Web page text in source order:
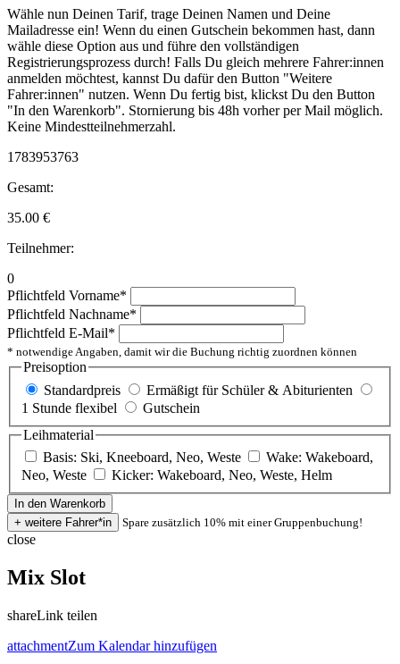
Wähle nun Deinen Tarif, trage Deinen Namen und Deine
Mailadresse ein! Wenn du einen Gutschein bekommen hast, dann
wähle diese Option aus und führe den vollständigen
Registrierungsprozess durch! Falls Du gleich mehrere Fahrer:innen
anmelden möchtest, kannst Du dafür den Button "Weitere
Fahrer:innen" nutzen. Wenn Du fertig bist, klickst Du den Button
"In den Warenkorb". Stornierung bis 48h vorher per Mail möglich.
Keine Mindestteilnehmerzahl.
1783953763
Gesamt:
35.00 €
Teilnehmer:
0
Pflichtfeld Vorname*
Pflichtfeld Nachname*
Pflichtfeld E-Mail*
* notwendige Angaben, damit wir die Buchung richtig zuordnen können
Preisoption
Standardpreis
Ermäßigt für Schüler & Abiturienten
1 Stunde flexibel
Gutschein
Leihmaterial
Basis: Ski, Kneeboard, Neo, Weste
Wake: Wakeboard,
Neo, Weste
Kicker: Wakeboard, Neo, Weste, Helm
Spare zusätzlich 10% mit einer Gruppenbuchung!
close
Mix Slot
shareLink teilen
attachmentZum Kalendar hinzufügen